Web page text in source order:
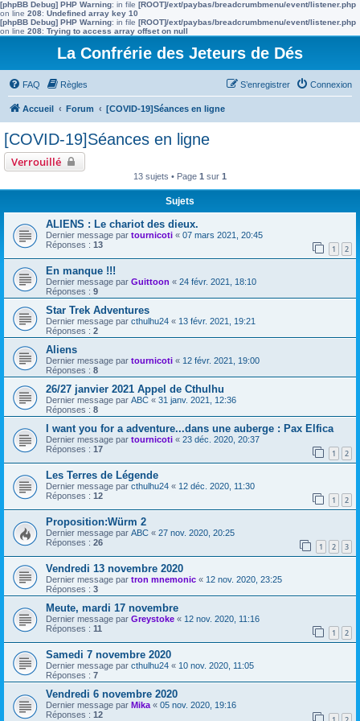
[phpBB Debug] PHP Warning: in file [ROOT]/ext/paybas/breadcrumbmenu/event/listener.php
on line 208: Undefined array key 10
[phpBB Debug] PHP Warning: in file [ROOT]/ext/paybas/breadcrumbmenu/event/listener.php
on line 208: Trying to access array offset on null
La Confrérie des Jeteurs de Dés
FAQ Règles Connexion
S’enregistrer
Accueil Forum [COVID-19]Séances en ligne
[COVID-19]Séances en ligne
Verrouillé
13 sujets • Page 1 sur 1
Sujets
ALIENS : Le chariot des dieux.
Dernier message par tournicoti « 07 mars 2021, 20:45
Réponses : 13 1 2
En manque !!!
Dernier message par Guittoon « 24 févr. 2021, 18:10
Réponses : 9
Star Trek Adventures
Dernier message par cthulhu24 « 13 févr. 2021, 19:21
Réponses : 2
Aliens
Dernier message par tournicoti « 12 févr. 2021, 19:00
Réponses : 8
26/27 janvier 2021 Appel de Cthulhu
Dernier message par ABC « 31 janv. 2021, 12:36
Réponses : 8
I want you for a adventure...dans une auberge : Pax Elfica
Dernier message par tournicoti « 23 déc. 2020, 20:37
Réponses : 17 1 2
Les Terres de Légende
Dernier message par cthulhu24 « 12 déc. 2020, 11:30
Réponses : 12 1 2
Proposition:Würm 2
Dernier message par ABC « 27 nov. 2020, 20:25
Réponses : 26 1 2 3
Vendredi 13 novembre 2020
Dernier message par tron mnemonic « 12 nov. 2020, 23:25
Réponses : 3
Meute, mardi 17 novembre
Dernier message par Greystoke « 12 nov. 2020, 11:16
Réponses : 11 1 2
Samedi 7 novembre 2020
Dernier message par cthulhu24 « 10 nov. 2020, 11:05
Réponses : 7
Vendredi 6 novembre 2020
Dernier message par Mika« 05 nov. 2020, 19:16
Réponses : 12